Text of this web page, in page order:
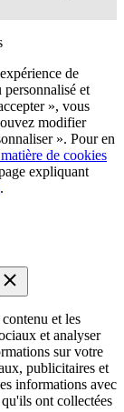
de
et
», vous
modifier
». Pour en
de cookies
expliquant
.
et les
et analyser
sur votre
publicitaires et
informations avec
ont collectées